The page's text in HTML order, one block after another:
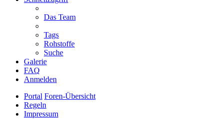
Das Team
Tags
Rohstoffe
Suche
Galerie
FAQ
Anmelden
Portal Foren-Übersicht
Regeln
Impressum